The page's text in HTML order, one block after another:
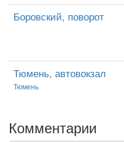
Боровский, поворот
Тюмень, автовокзал
Тюмень
Комментарии